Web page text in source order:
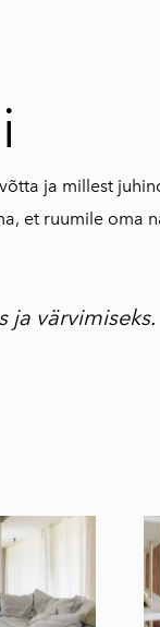
ja millest
et ruumile oma
ja värvimiseks.